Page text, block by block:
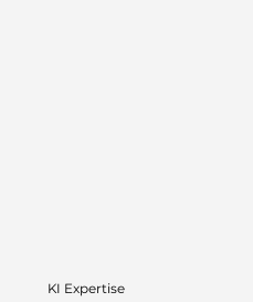
KI Expertise